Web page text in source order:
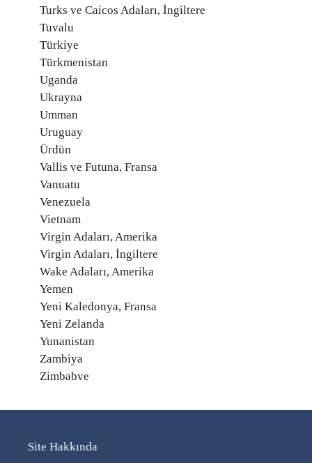
Turks ve Caicos Adaları, İngiltere
Tuvalu
Türkiye
Türkmenistan
Uganda
Ukrayna
Umman
Uruguay
Ürdün
Vallis ve Futuna, Fransa
Vanuatu
Venezuela
Vietnam
Virgin Adaları, Amerika
Virgin Adaları, İngiltere
Wake Adaları, Amerika
Yemen
Yeni Kaledonya, Fransa
Yeni Zelanda
Yunanistan
Zambiya
Zimbabve
Site Hakkında